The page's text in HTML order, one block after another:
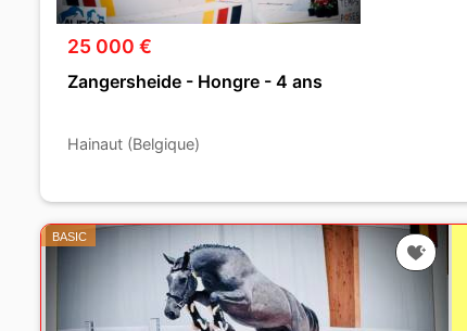
25 000 €
Zangersheide - Hongre - 4 ans
Hainaut (Belgique)
BASIC